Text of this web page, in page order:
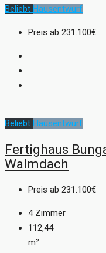
Beliebt Hausentwurf
Preis ab 231.100€
Beliebt Hausentwurf
Fertighaus
Walmdach
Preis ab 231.100€
4 Zimmer
112,44
m²